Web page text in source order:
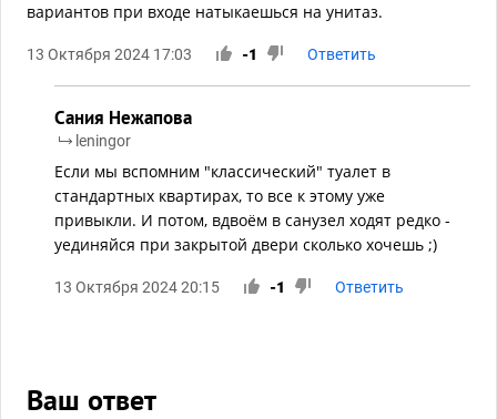
вариантов при входе натыкаешься на унитаз.
13 Октября 2024 17:03 -1 Ответить
Сания Нежапова
leningor
Если мы вспомним "классический" туалет в
стандартных квартирах, то все к этому уже
привыкли. И потом, вдвоём в санузел ходят редко -
уединяйся при закрытой двери сколько хочешь ;)
13 Октября 2024 20:15 -1 Ответить
Ваш ответ